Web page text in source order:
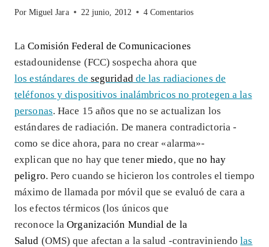
Por Miguel Jara 22 junio, 2012 4 Comentarios
LaComisión Federal de Comunicaciones
estadounidense (FCC) sospecha ahora que
los estándares de seguridad de las radiaciones de
teléfonos y dispositivos inalámbricos no protegen a las
personas. Hace 15 años que no se actualizan los
estándares de radiación. De manera contradictoria -
como se dice ahora, para no crear «alarma»-
explican que no hay que tenermiedo, queno hay
peligro. Pero cuando se hicieron los controles el tiempo
máximo de llamada por móvil que se evaluó de cara a
los efectos térmicos (los únicos que
reconoce laOrganización Mundial de la
Salud (OMS) que afectan a la salud -contraviniendolas